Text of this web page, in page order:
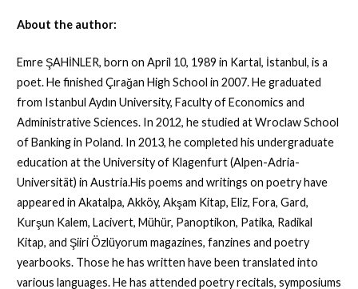
About the author:
Emre ŞAHİNLER, born on April 10, 1989 in Kartal, İstanbul, is a
poet. He finished Çırağan High School in 2007. He graduated
from Istanbul Aydın University, Faculty of Economics and
Administrative Sciences. In 2012, he studied at Wroclaw School
of Banking in Poland. In 2013, he completed his undergraduate
education at the University of Klagenfurt (Alpen-Adria-
Universität) in Austria.His poems and writings on poetry have
appeared in Akatalpa, Akköy, Akşam Kitap, Eliz, Fora, Gard,
Kurşun Kalem, Lacivert, Mühür, Panoptikon, Patika, Radikal
Kitap, and Şiiri Özlüyorum magazines, fanzines and poetry
yearbooks. Those he has written have been translated into
various languages. He has attended poetry recitals, symposiums